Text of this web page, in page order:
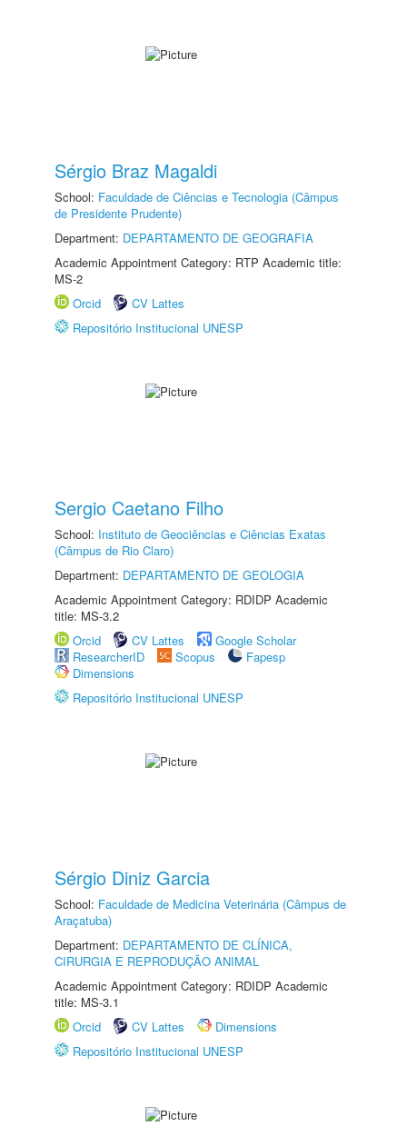
Sérgio Braz Magaldi
School: Faculdade de Ciências e Tecnologia (Câmpus
de Presidente Prudente)
Department: DEPARTAMENTO DE GEOGRAFIA
Academic Appointment Category: RTP Academic title:
MS-2
Orcid
CV Lattes
Repositório Institucional UNESP
Sergio Caetano Filho
School: Instituto de Geociências e Ciências Exatas
(Câmpus de Rio Claro)
Department: DEPARTAMENTO DE GEOLOGIA
Academic Appointment Category: RDIDP Academic
title: MS-3.2
Orcid
CV Lattes
Google Scholar
ResearcherID
Scopus
Fapesp
Dimensions
Repositório Institucional UNESP
Sérgio Diniz Garcia
School: Faculdade de Medicina Veterinária (Câmpus de
Araçatuba)
Department: DEPARTAMENTO DE CLÍNICA,
CIRURGIA E REPRODUÇÃO ANIMAL
Academic Appointment Category: RDIDP Academic
title: MS-3.1
Orcid
CV Lattes
Dimensions
Repositório Institucional UNESP